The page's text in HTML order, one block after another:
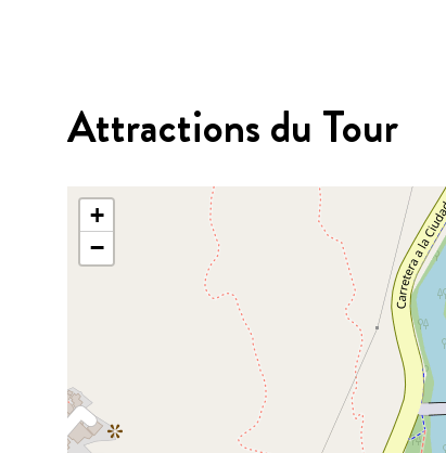
Attractions du Tour
+
−